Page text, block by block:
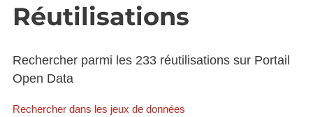
Réutilisations
Rechercher parmi les 233 réutilisations sur Portail
Open Data
Rechercher dans les jeux de données